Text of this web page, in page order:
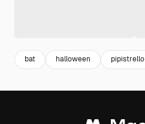
bat halloween pipistrello